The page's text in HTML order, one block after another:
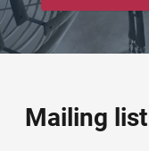
Mailing list